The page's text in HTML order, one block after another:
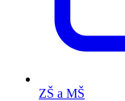
ZŠ a MŠ